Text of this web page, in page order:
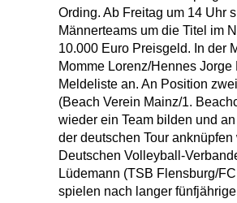
Ording. Ab Freitag um 14 Uhr
Männerteams um die Titel im
10.000 Euro Preisgeld. In der
Momme Lorenz/Hennes
Meldeliste an. An Position
(Beach Verein Mainz/1.
wieder ein Team bilden und
der deutschen Tour
Deutschen Volleyball-
Lüdemann (TSB Flensburg/
spielen nach langer